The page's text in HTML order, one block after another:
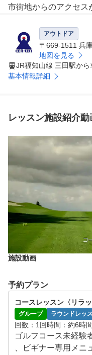
市街地からのアクセス
ドライビングレンジ
も充実しています。
【情熱と個性があふれ
コーチたちはみんな、
メンバー専用ページ
メンバーの皆さま一人
イベントの輪が広がる
ゴルフ上達とステキ
スが、あなたのMeet
アウトドア
〒669-1511 兵
地図を見る
JR福知山線 三田駅か
基本情報詳細
レッスン施設紹介動
施設動画
予約プラン
コースレッスン〈リラ
グループ ラウンドレッ
回数 1回時間 約6時間
ゴルフコース未経験
、ビギナー専用メニ